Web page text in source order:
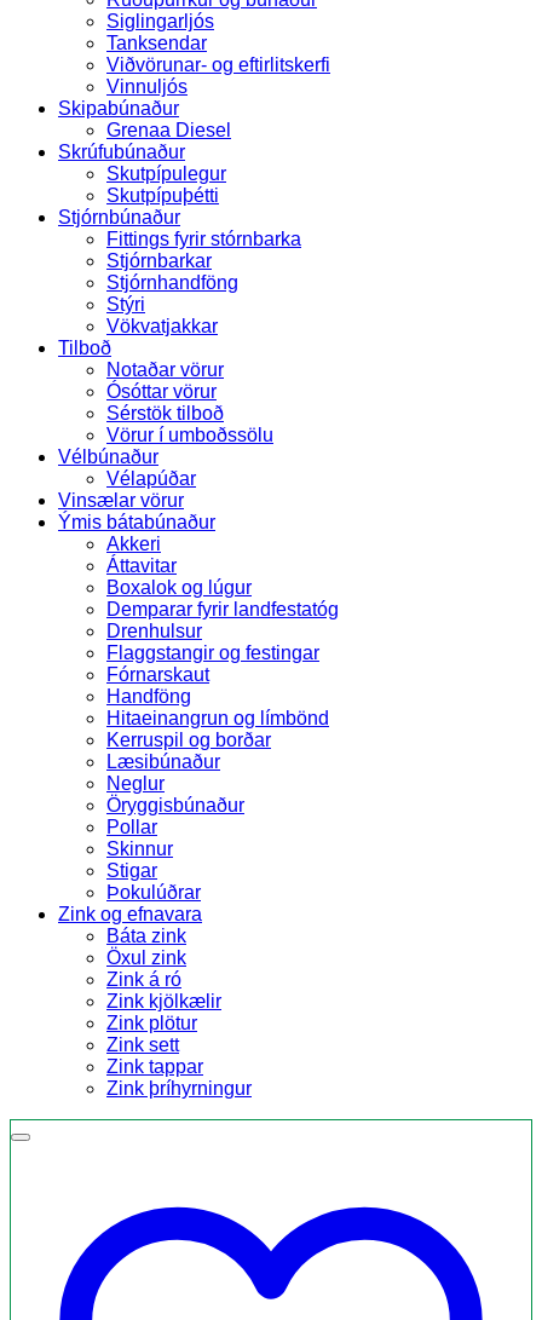
Siglingarljós
Tanksendar
Viðvörunar- og eftirlitskerfi
Vinnuljós
Skipabúnaður
Grenaa Diesel
Skrúfubúnaður
Skutpípulegur
Skutpípuþétti
Stjórnbúnaður
Fittings fyrir stórnbarka
Stjórnbarkar
Stjórnhandföng
Stýri
Vökvatjakkar
Tilboð
Notaðar vörur
Ósóttar vörur
Sérstök tilboð
Vörur í umboðssölu
Vélbúnaður
Vélapúðar
Vinsælar vörur
Ýmis bátabúnaður
Akkeri
Áttavitar
Boxalok og lúgur
Demparar fyrir landfestatóg
Drenhulsur
Flaggstangir og festingar
Fórnarskaut
Handföng
Hitaeinangrun og límbönd
Kerruspil og borðar
Læsibúnaður
Neglur
Öryggisbúnaður
Pollar
Skinnur
Stigar
Þokulúðrar
Zink og efnavara
Báta zink
Öxul zink
Zink á ró
Zink kjölkælir
Zink plötur
Zink sett
Zink tappar
Zink þríhyrningur